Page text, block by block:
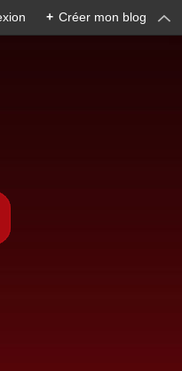
+ Créer mon blog